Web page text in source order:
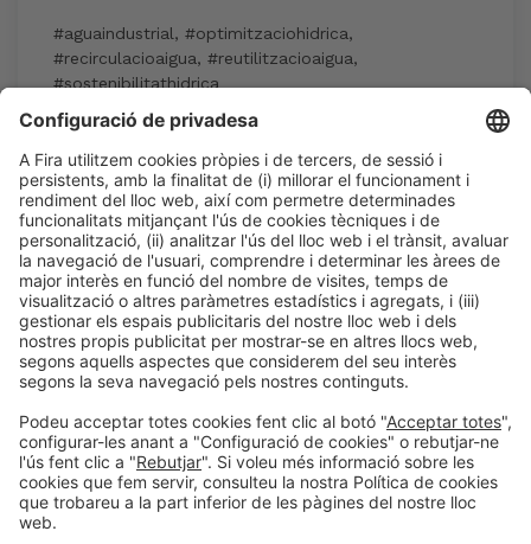
#aguaindustrial, #optimitzaciohidrica,
#recirculacioaigua, #reutilitzacioaigua,
#sostenibilitathidrica
Dc 3 15:30h - 17:30h
Industry Showcase
Inscripció a l'activitat durant l'acreditació a
Expoquimia
LLegir més